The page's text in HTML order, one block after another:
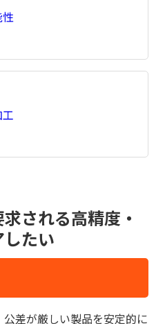
性
求される高精度・
たい
差が厳しい製品を安定的に